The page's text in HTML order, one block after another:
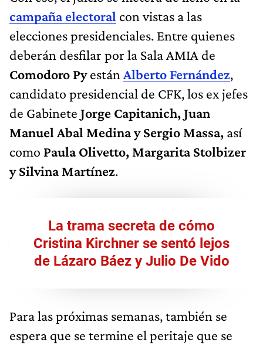
campaña electoral con vistas a las
elecciones presidenciales. Entre quienes
deberán desfilar por la Sala AMIA de
Comodoro Pyestán Alberto Fernández,
candidato presidencial de CFK, los ex jefes
de Gabinete Jorge Capitanich, Juan
Manuel Abal Medina y Sergio Massa, así
como Paula Olivetto, Margarita Stolbizer
y Silvina Martínez.
La trama secreta de cómo
Cristina Kirchner se sentó lejos
de Lázaro Báez y Julio De Vido
Para las próximas semanas, también se
espera que se termine el peritaje que se